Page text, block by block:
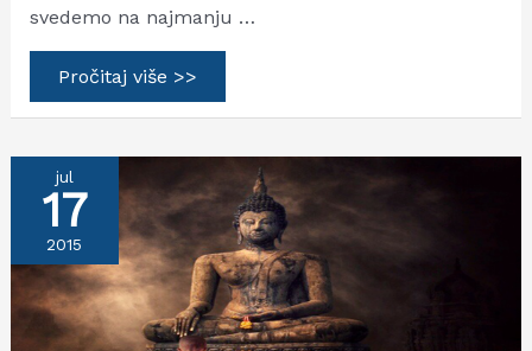
svedemo na najmanju …
Kako
odabrati
najpovoljniji
Pročitaj više >>
jul
17
2015